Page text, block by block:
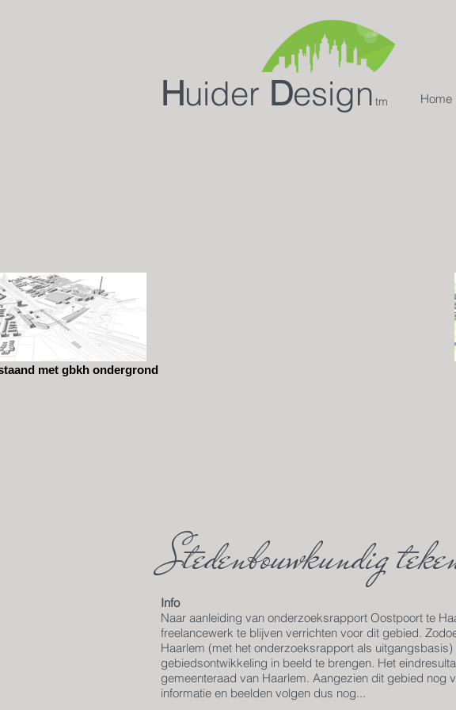
tm Home
met gbkh ondergrond
Stedenbouwkundig
Info
Naar aanleiding van onderzoeksrapport Oostpoort te
freelancewerk te blijven verrichten voor dit gebied.
Haarlem (met het onderzoeksrapport als
gebiedsontwikkeling in beeld te brengen. Het
gemeenteraad van Haarlem. Aangezien dit gebied nog
informatie en beelden volgen dus nog...
Huider Design